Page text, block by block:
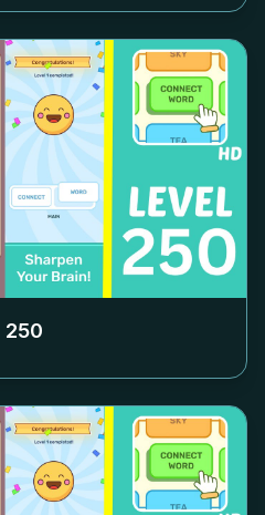
250